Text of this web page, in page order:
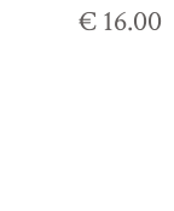
€ 16.00